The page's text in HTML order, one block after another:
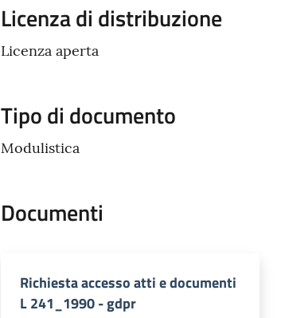
Descrizione
Licenza di distribuzione
Licenza aperta
Tipo di documento
Modulistica
Documenti
Richiesta accesso atti e documenti
L 241_1990 - gdpr